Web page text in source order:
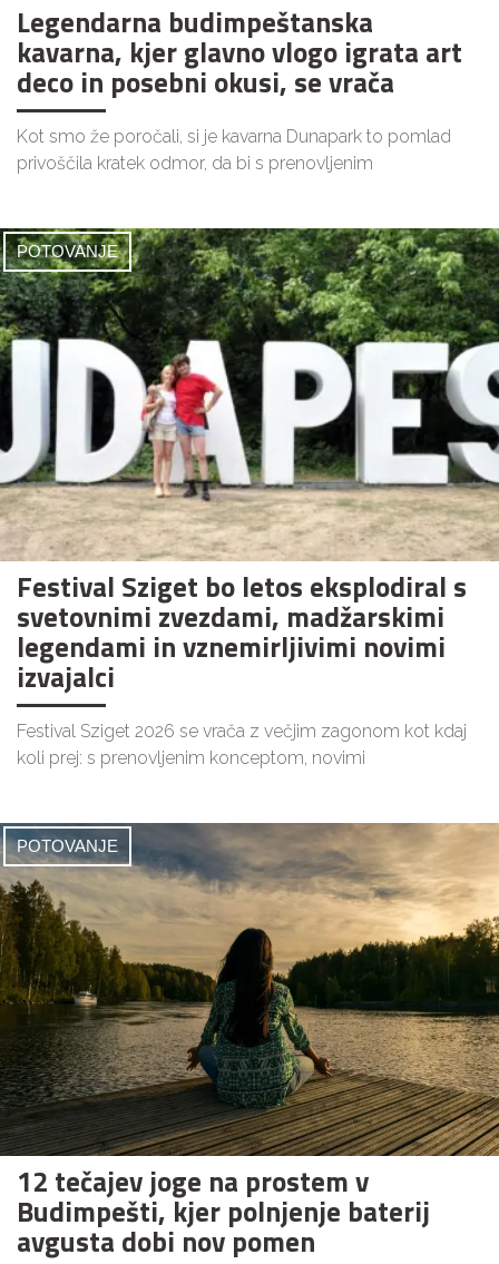
Legendarna budimpeštanska
kavarna, kjer glavno vlogo igrata art
deco in posebni okusi, se vrača
Kot smo že poročali, si je kavarna Dunapark to pomlad
privoščila kratek odmor, da bi s prenovljenim
POTOVANJE
Festival Sziget bo letos eksplodiral s
svetovnimi zvezdami, madžarskimi
legendami in vznemirljivimi novimi
izvajalci
Festival Sziget 2026 se vrača z večjim zagonom kot kdaj
koli prej: s prenovljenim konceptom, novimi
POTOVANJE
12 tečajev joge na prostem v
Budimpešti, kjer polnjenje baterij
avgusta dobi nov pomen